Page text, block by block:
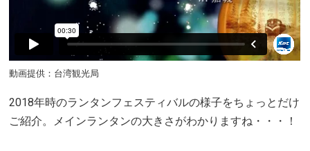
動画提供：台湾観光局
2018年時のランタンフェスティバルの様子をちょっとだけ
ご紹介。メインランタンの大きさがわかりますね・・・！